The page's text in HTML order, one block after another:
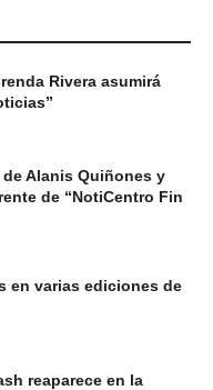
Rivera asumirá
Alanis Quiñones y
de “NotiCentro Fin
en varias ediciones de
reaparece en la